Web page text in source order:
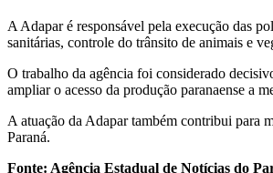
A Adapar é responsável pela execução das
sanitárias, controle do trânsito de animais e
O trabalho da agência foi considerado
ampliar o acesso da produção paranaense a
A atuação da Adapar também contribui para
Paraná.
Fonte: Agência Estadual de Notícias do